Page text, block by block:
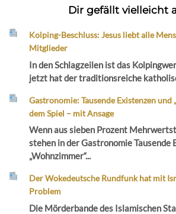
Dir gefällt vielleicht
Kolping-Beschluss: Jesus liebt alle
Mitglieder
In den Schlagzeilen ist das
jetzt hat der traditionsreiche
Gastronomie: Tausende Existenzen und
dem Spiel – mit Ansage
Wenn aus sieben Prozent
stehen in der Gastronomie Tausende
„Wohnzimmer“...
Der Wokedeutsche Rundfunk hat mit
Problem
Die Mörderbande des Islamischen